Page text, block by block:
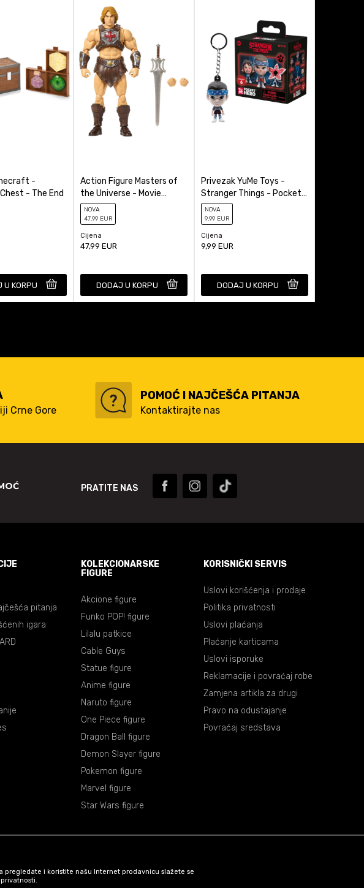
-
- The End
U KORPU
Action Figure Masters of
the Universe - Movie
Chronicles - He-Man
NOVA
47,99 EUR
Cijena
47,99 EUR
DODAJ U KORPU
Privezak YuMe Toys -
Stranger Things - Pocket
Hero - Blind Box
NOVA
9,99 EUR
Cijena
9,99 EUR
DODAJ U KORPU
Crne Gore
POMOĆ I NAJČEŠĆA PITANJA
Kontaktirajte nas
PRATITE NAS
pitanja
igara
KOLEKCIONARSKE
FIGURE
Akcione figure
Funko POP! figure
Lilalu patkice
Cable Guys
Statue figure
Anime figure
Naruto figure
One Piece figure
Dragon Ball figure
Demon Slayer figure
Pokemon figure
Marvel figure
Star Wars figure
KORISNIČKI SERVIS
Uslovi korišćenja i prodaje
Politika privatnosti
Uslovi plaćanja
Plaćanje karticama
Uslovi isporuke
Reklamacije i povraćaj robe
Zamjena artikla za drugi
Pravo na odustajanje
Povraćaj sredstava
pregledate i koristite našu Internet prodavnicu slažete se